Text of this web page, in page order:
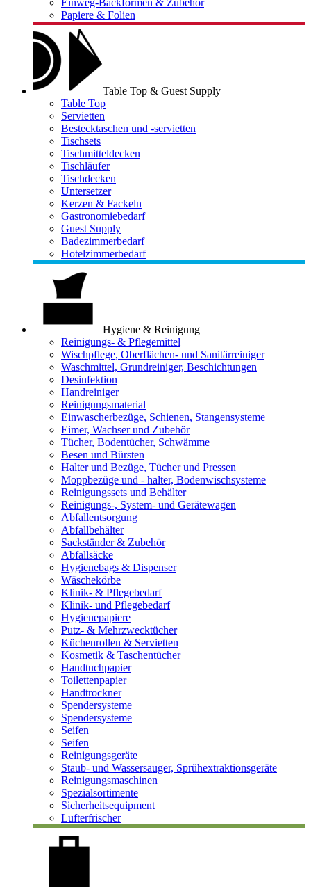
Einweg-Backformen & Zubehör
Papiere & Folien
Table Top & Guest Supply
Table Top
Servietten
Bestecktaschen und -servietten
Tischsets
Tischmitteldecken
Tischläufer
Tischdecken
Untersetzer
Kerzen & Fackeln
Gastronomiebedarf
Guest Supply
Badezimmerbedarf
Hotelzimmerbedarf
Hygiene & Reinigung
Reinigungs- & Pflegemittel
Wischpflege, Oberflächen- und Sanitärreiniger
Waschmittel, Grundreiniger, Beschichtungen
Desinfektion
Handreiniger
Reinigungsmaterial
Einwascherbezüge, Schienen, Stangensysteme
Eimer, Wachser und Zubehör
Tücher, Bodentücher, Schwämme
Besen und Bürsten
Halter und Bezüge, Tücher und Pressen
Moppbezüge und - halter, Bodenwischsysteme
Reinigungssets und Behälter
Reinigungs-, System- und Gerätewagen
Abfallentsorgung
Abfallbehälter
Sackständer & Zubehör
Abfallsäcke
Hygienebags & Dispenser
Wäschekörbe
Klinik- & Pflegebedarf
Klinik- und Pflegebedarf
Hygienepapiere
Putz- & Mehrzwecktücher
Küchenrollen & Servietten
Kosmetik & Taschentücher
Handtuchpapier
Toilettenpapier
Handtrockner
Spendersysteme
Spendersysteme
Seifen
Seifen
Reinigungsgeräte
Staub- und Wassersauger, Sprühextraktionsgeräte
Reinigungsmaschinen
Spezialsortimente
Sicherheitsequipment
Lufterfrischer